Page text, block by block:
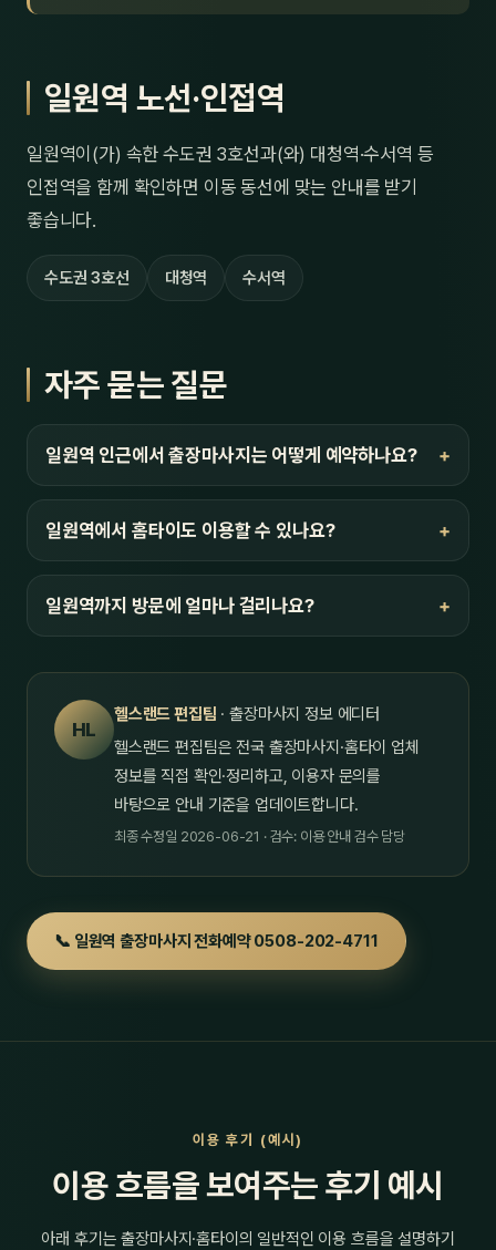
일원역 노선·인접역
일원역이(가) 속한 수도권 3호선과(와) 대청역·수서역 등
인접역을 함께 확인하면 이동 동선에 맞는 안내를 받기
좋습니다.
수도권 3호선 대청역 수서역
자주 묻는 질문
일원역 인근에서 출장마사지는 어떻게 예약하나요?
일원역에서 홈타이도 이용할 수 있나요?
일원역까지 방문에 얼마나 걸리나요?
HL
헬스랜드 편집팀 · 출장마사지 정보 에디터
헬스랜드 편집팀은 전국 출장마사지·홈타이 업체
정보를 직접 확인·정리하고, 이용자 문의를
바탕으로 안내 기준을 업데이트합니다.
최종 수정일 2026-06-21 · 검수: 이용 안내 검수 담당
📞 일원역 출장마사지 전화예약 0508-202-4711
이용 후기 (예시)
이용 흐름을 보여주는 후기 예시
아래 후기는 출장마사지·홈타이의 일반적인 이용 흐름을 설명하기